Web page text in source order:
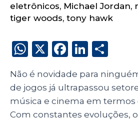
eletrônicos, Michael Jordan,
tiger woods, tony hawk
W
a
ts
A
X
F
c
e
b
Li
k
e
dI
a
re
Não é novidade para
de jogos já ultrapassou
música e cinema em
Com constantes evoluções,